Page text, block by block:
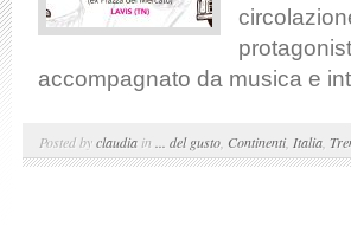
accompagnato da musica e
Posted byclaudia in ... del gusto Continenti, Italia